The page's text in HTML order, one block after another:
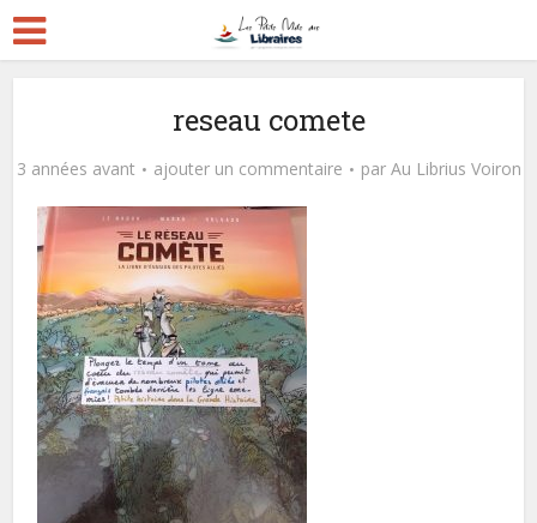
reseau comete
3 années avant ajouter un commentaire par Au Librius Voiron